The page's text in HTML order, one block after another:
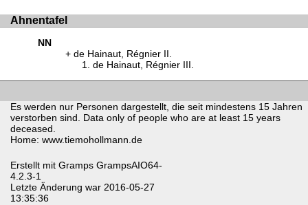
Ahnentafel
NN
de Hainaut, Régnier II.
de Hainaut, Régnier III.
Es werden nur Personen dargestellt, die seit mindestens 15 Jahren
verstorben sind. Data only of people who are at least 15 years
deceased.
Home: www.tiemohollmann.de
Erstellt mit Gramps GrampsAIO64-
4.2.3-1
Letzte Änderung war 2016-05-27
13:35:36